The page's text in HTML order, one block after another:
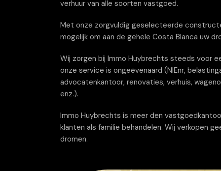
verhuur van alle soorten vastgoed.
Met onze zorgvuldig geselecteerde
mogelijk om aan de gehele Costa Blanca uw
Wij zorgen bij Immo Huybrechts steeds voor
onze service is ongeëvenaard (NIEnr,
advocatenkantoor, renovaties, verhuis,
enz.).
Immo Huybrechts is meer den
klanten als familie behandelen. Wij verkopen
dromen.